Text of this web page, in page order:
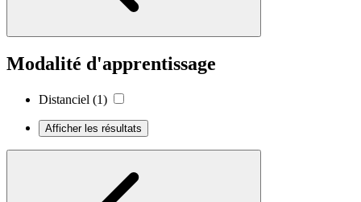
Modalité d'apprentissage
Distanciel (1)
Afficher les résultats